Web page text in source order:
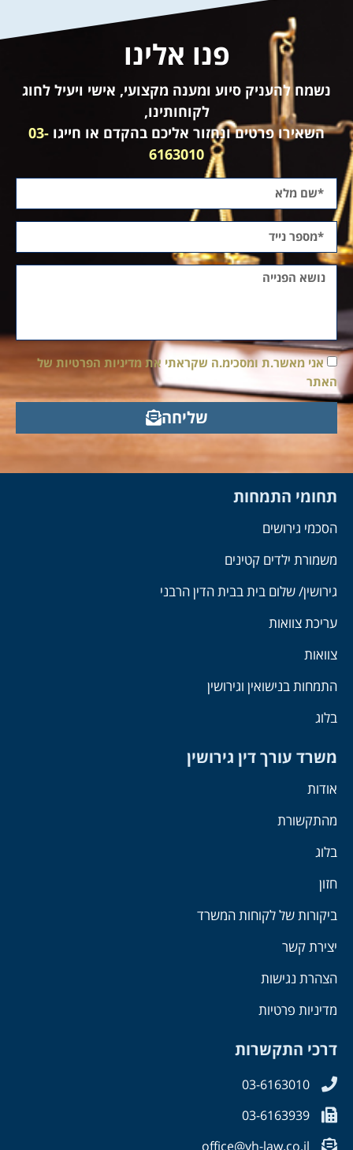
פנו אלינו
נשמח להעניק סיוע ומענה מקצועי, אישי ויעיל לחוג
לקוחותינו,
השאירו פרטים ונחזור אליכם בהקדם או חייגו 03-
6163010
אני מאשר.ת ומסכימ.ה שקראתי את מדיניות הפרטיות של
האתר
שליחה
תחומי התמחות
הסכמי גירושים
משמורת ילדים קטינים
גירושין/ שלום בית בבית הדין הרבני
עריכת צוואות
צוואות
התמחות בנישואין וגירושין
בלוג
משרד עורך דין גירושין
אודות
מהתקשורת
בלוג
חזון
ביקורות של לקוחות המשרד
יצירת קשר
הצהרת נגישות
מדיניות פרטיות
דרכי התקשרות
03-6163010
03-6163939
office@yh-law.co.il